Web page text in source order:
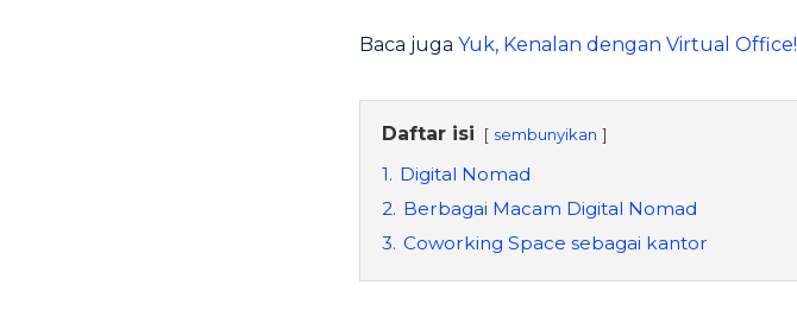
Baca juga Yuk, Kenalan dengan Virtual Office!
Daftar isi sembunyikan
1. Digital Nomad
2. Berbagai Macam Digital Nomad
3. Coworking Space sebagai kantor